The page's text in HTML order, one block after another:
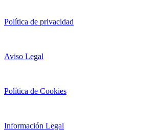
Política de privacidad
Aviso Legal
Política de Cookies
Información Legal